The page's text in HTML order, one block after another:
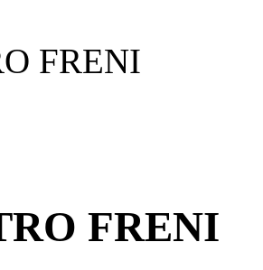
FRENI
FRENI